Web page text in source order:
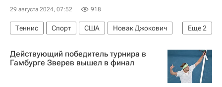
29 августа 2024, 07:52 918
Еще2
Теннис Спорт США
Новак Джокович
Ласло Дьере
Открытый чемпионат США по теннису (US Open)
Действующий победитель турнира в
Гамбурге Зверев вышел в финал